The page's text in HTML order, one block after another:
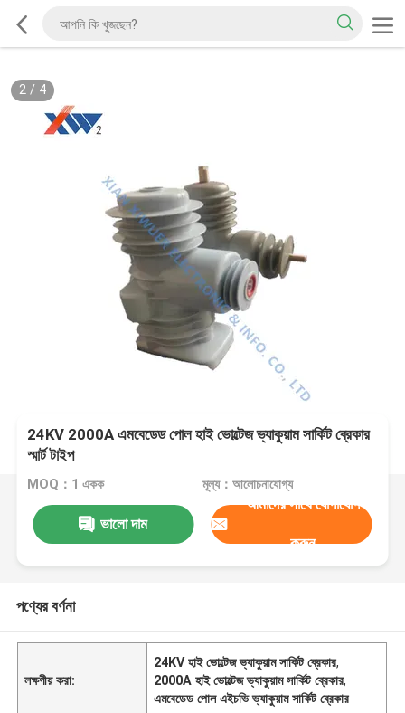
2/ 4
24KV 2000A এমবেডেড পোল হাই ভোল্টেজ ভ্যাকুয়াম সার্কিট ব্রেকার
স্মার্ট টাইপ
MOQ：1 একক মূল্য：আলোচনাযোগ্য
ভালো দাম
আমাদের সাথে যোগাযোগ
করুন
পণ্যের বর্ণনা
লক্ষণীয় করা:
24KV হাই ভোল্টেজ ভ্যাকুয়াম সার্কিট ব্রেকার,
2000A হাই ভোল্টেজ ভ্যাকুয়াম সার্কিট ব্রেকার,
এমবেডেড পোল এইচভি ভ্যাকুয়াম সার্কিট ব্রেকার